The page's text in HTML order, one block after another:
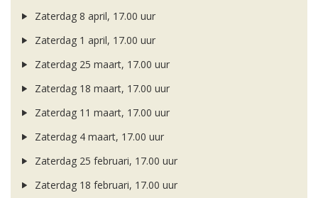
Zaterdag 8 april, 17.00 uur
Zaterdag 1 april, 17.00 uur
Zaterdag 25 maart, 17.00 uur
Zaterdag 18 maart, 17.00 uur
Zaterdag 11 maart, 17.00 uur
Zaterdag 4 maart, 17.00 uur
Zaterdag 25 februari, 17.00 uur
Zaterdag 18 februari, 17.00 uur